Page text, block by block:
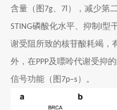
含量（图7g 7l ），减少第
STING磷酸化水平、抑制 型
谢受阻所致的核苷酸耗竭，
外，在PPP及嘌呤代谢受抑
信号功能（图7p–s）。